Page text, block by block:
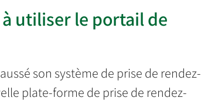
utiliser le portail de
son système de prise de rendez-
plate-forme de prise de rendez-